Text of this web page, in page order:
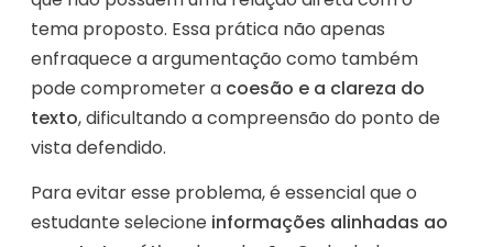
tema proposto. Essa prática não apenas
enfraquece a argumentação como também
pode comprometer a coesão e a clareza do
texto, dificultando a compreensão do ponto de
vista defendido.
Para evitar esse problema, é essencial que o
estudante selecione informações alinhadas ao